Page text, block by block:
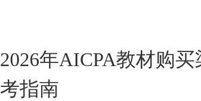
2026年AICPA教材购
考指南